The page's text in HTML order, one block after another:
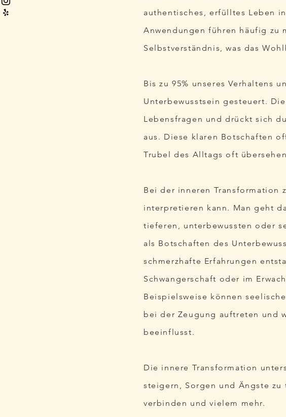
authentisches, erfülltes Leben
Anwendungen führen häufig zu
Selbstverständnis, was das
Bis zu 95% unseres Verhaltens
Unterbewusstsein gesteuert.
Lebensfragen und drückt sich
aus. Diese klaren Botschaften
Trubel des Alltags oft
Bei der inneren Transformation
interpretieren kann. Man geht
tieferen, unterbewussten oder
als Botschaften des
schmerzhafte Erfahrungen
Schwangerschaft oder im
Beispielsweise können
bei der Zeugung auftreten und
beeinflusst.
Die innere Transformation
steigern, Sorgen und Ängste
verbinden und vielem mehr.